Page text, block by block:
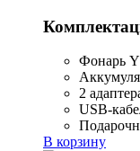
Фонарь
2
USB-
В корзину